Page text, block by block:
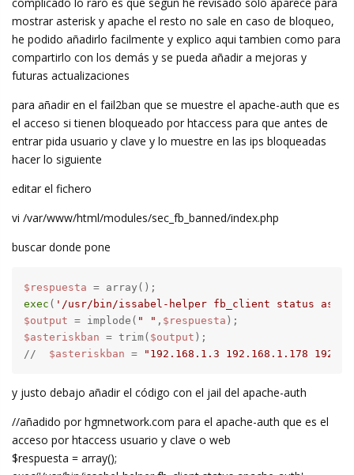
mostrar asterisk y apache el resto no sale en caso de bloqueo,
he podido añadirlo facilmente y explico aqui tambien como para
compartirlo con los demás y se pueda añadir a mejoras y
futuras actualizaciones
para añadir en el fail2ban que se muestre el apache-auth que es
el acceso si tienen bloqueado por htaccess para que antes de
entrar pida usuario y clave y lo muestre en las ips bloqueadas
hacer lo siguiente
editar el fichero
vi /var/www/html/modules/sec_fb_banned/index.php
buscar donde pone
$respuesta
exec ( '/usr/bin/issabel-helper fb_client status
$output = implode( " " , $respuesta
$asteriskban = trim( $output );
// $asteriskban = "192.168.1.3 192.168.1.178
y justo debajo añadir el código con el jail del apache-auth
//añadido por hgmnetwork.com para el apache-auth que es el
acceso por htaccess usuario y clave o web
$respuesta = array();